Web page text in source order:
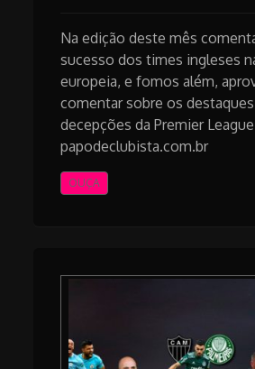
Na edição deste mês
sucesso dos times ingleses
europeia, e fomos além,
comentar sobre os
decepções da Premier
papodeclubista.com.br
OUÇA